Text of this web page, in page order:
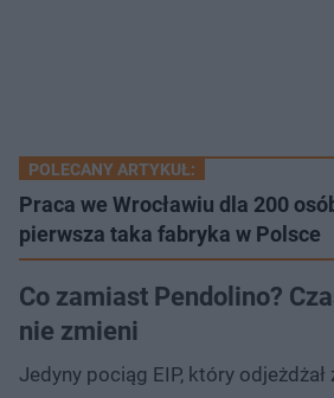
POLECANY ARTYKUŁ:
Praca we Wrocławiu dla 200
pierwsza taka fabryka w Polsce
Co zamiast Pendolino?
nie zmieni
Jedyny pociąg EIP, który odjeżdżał